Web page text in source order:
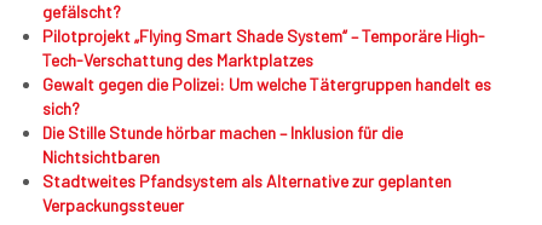
gefälscht?
Pilotprojekt „Flying Smart Shade System“ – Temporäre High-
Tech-Verschattung des Marktplatzes
Gewalt gegen die Polizei: Um welche Tätergruppen handelt es
sich?
Die Stille Stunde hörbar machen – Inklusion für die
Nichtsichtbaren
Stadtweites Pfandsystem als Alternative zur geplanten
Verpackungssteuer